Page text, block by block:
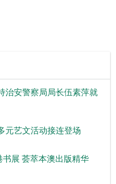
治安警察局局长伍素萍就
元艺文活动接连登场
书展 荟萃本澳出版精华